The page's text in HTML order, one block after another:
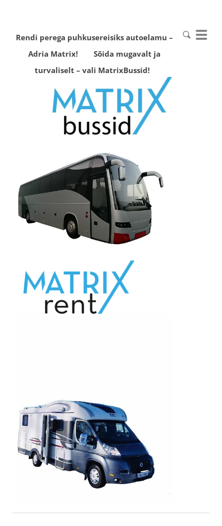
Rendi perega puhkusereisiks autoelamu –
Adria Matrix!Sõida mugavalt ja
turvaliselt – vali MatrixBussid!